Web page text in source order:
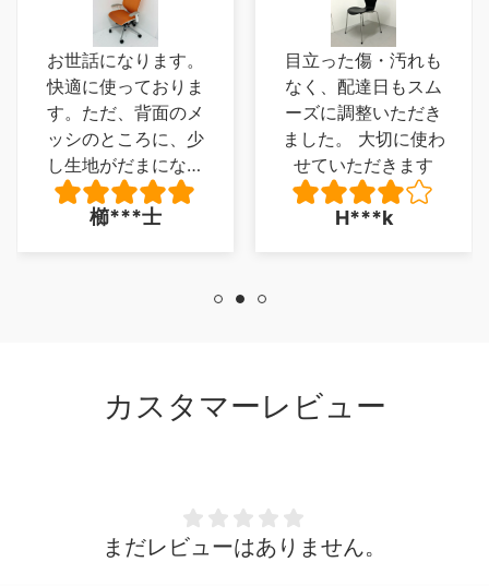
お世話になります。
快適に使っておりま
す。ただ、背面のメ
ッシのところに、少
し生地がだまになっ
ているところがあ
り、少し残念でした
櫛***士
目立った傷・汚れも
なく、配達日もスム
ーズに調整いただき
ました。 大切に使わ
せていただきます
H***k
カスタマーレビュー
まだレビューはありません。